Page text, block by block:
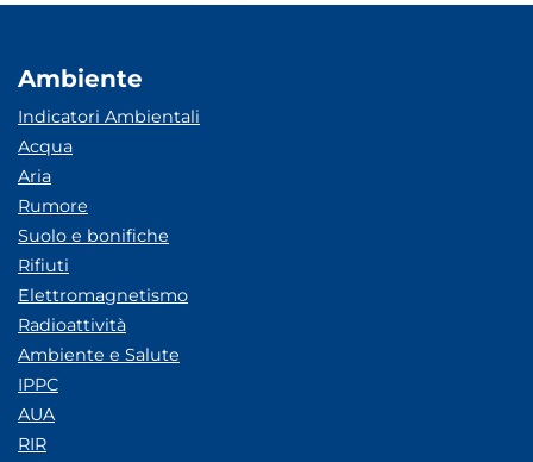
Ambiente
Indicatori Ambientali
Acqua
Aria
Rumore
Suolo e bonifiche
Rifiuti
Elettromagnetismo
Radioattività
Ambiente e Salute
IPPC
AUA
RIR